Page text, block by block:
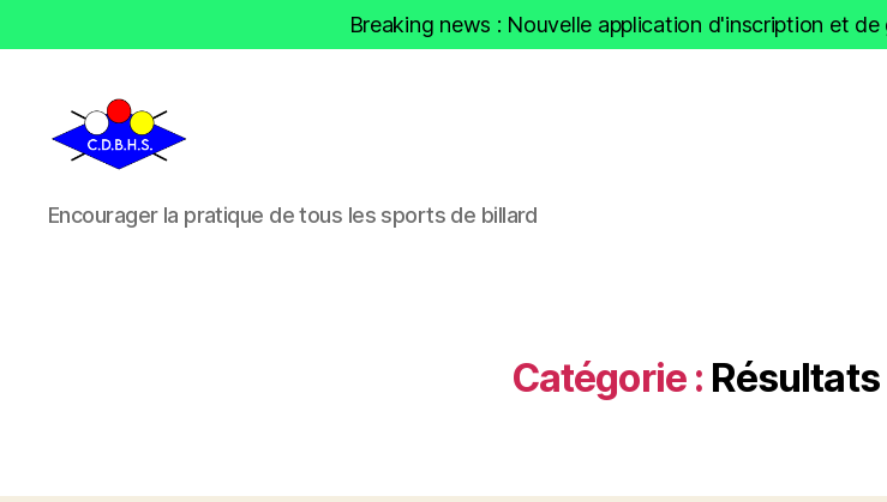
Breaking news : Nouvelle application d'inscription et
CDBHS
Encourager la pratique de tous les sports de billard
Catégorie :